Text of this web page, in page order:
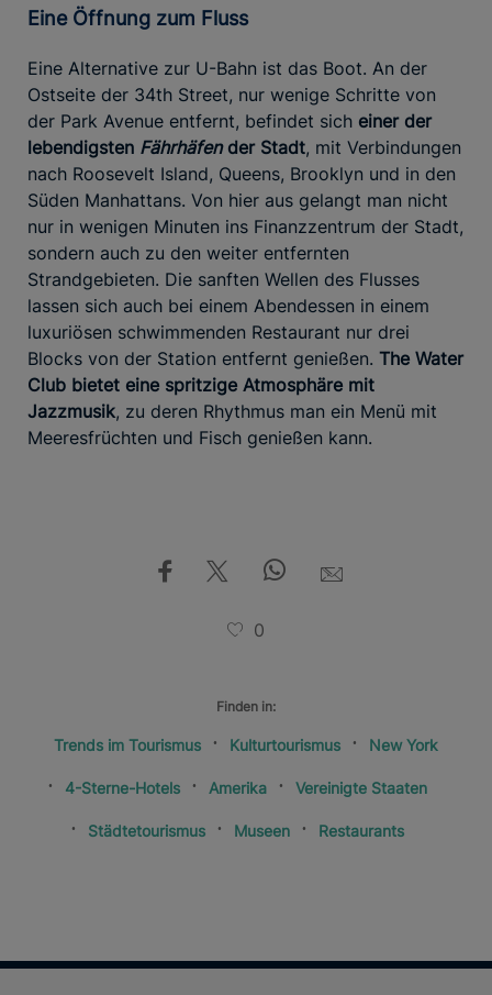
Eine Öffnung zum Fluss
Eine Alternative zur U-Bahn ist das Boot. An der
Ostseite der 34th Street, nur wenige Schritte von
der Park Avenue entfernt, befindet sich einer der
lebendigsten Fährhäfender Stadt, mit Verbindungen
nach Roosevelt Island, Queens, Brooklyn und in den
Süden Manhattans. Von hier aus gelangt man nicht
nur in wenigen Minuten ins Finanzzentrum der Stadt,
sondern auch zu den weiter entfernten
Strandgebieten. Die sanften Wellen des Flusses
lassen sich auch bei einem Abendessen in einem
luxuriösen schwimmenden Restaurant nur drei
Blocks von der Station entfernt genießen. The Water
Club bietet eine spritzige Atmosphäre mit
Jazzmusik, zu deren Rhythmus man ein Menü mit
Meeresfrüchten und Fisch genießen kann.
0
Finden in:
Trends im Tourismus Kulturtourismus New York
4-Sterne-Hotels Amerika Vereinigte Staaten
Städtetourismus Museen Restaurants